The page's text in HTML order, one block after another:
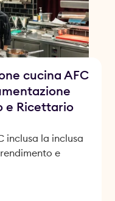
cucina AFC
e Ricettario
inclusa la inclusa
e